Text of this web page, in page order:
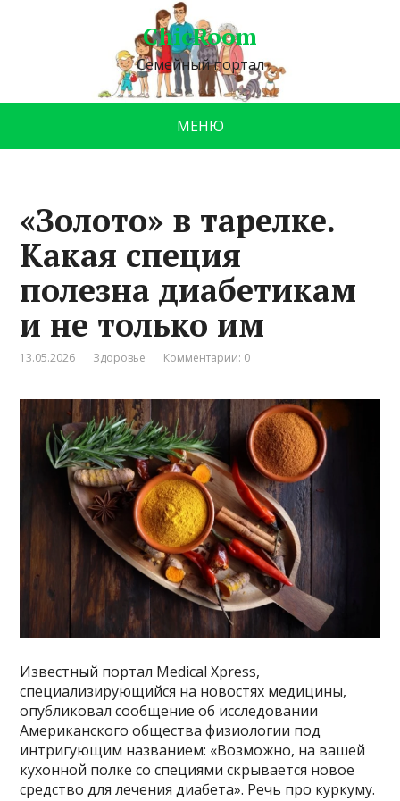
ChicRoom
Семейный портал
МЕНЮ
«Золото» в тарелке.
Какая специя
полезна диабетикам
и не только им
13.05.2026 Здоровье Комментарии: 0
Известный портал Medical Xpress,
специализирующийся на новостях медицины,
опубликовал сообщение об исследовании
Американского общества физиологии под
интригующим названием: «Возможно, на вашей
кухонной полке со специями скрывается новое
средство для лечения диабета». Речь про куркуму.